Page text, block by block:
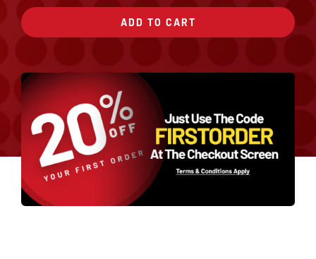
Combo
quantity
ADD TO CART